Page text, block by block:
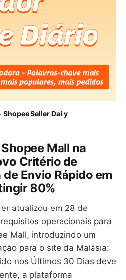
Shopee Seller Daily
Mall na
Critério de
Envio Rápido em
80%
atualizou em 28 de
operacionais para
Mall, introduzindo um
para o site da Malásia:
nos Últimos 30 Dias deve
a plataforma